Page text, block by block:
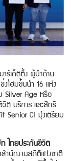
าร์เก็ตติ้ง ผู้นำด้าน
งโฮมชั้นนำ 16 แห่ง
Silver Age หรือ
ต บริการ และสิทธิ
Senior CI มุ่งเตรียม
ไทยประกันชีวิต
ำนักงานสถิติแห่งชาติ